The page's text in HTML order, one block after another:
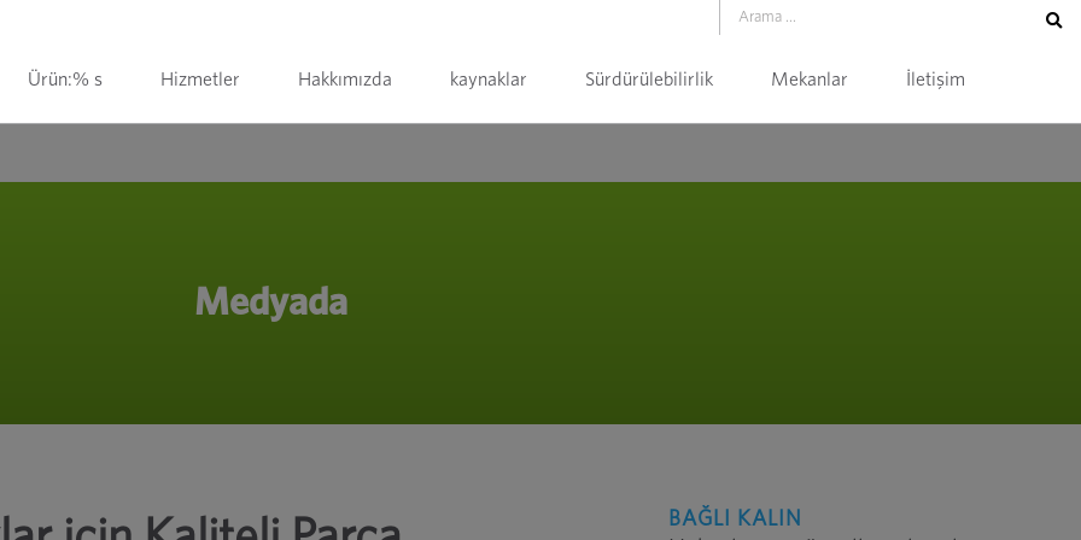
Ürün:% s Hizmetler Hakkımızda kaynaklar Sürdürülebilirlik Mekanlar İletişim
Medyada
BAĞLI KALIN